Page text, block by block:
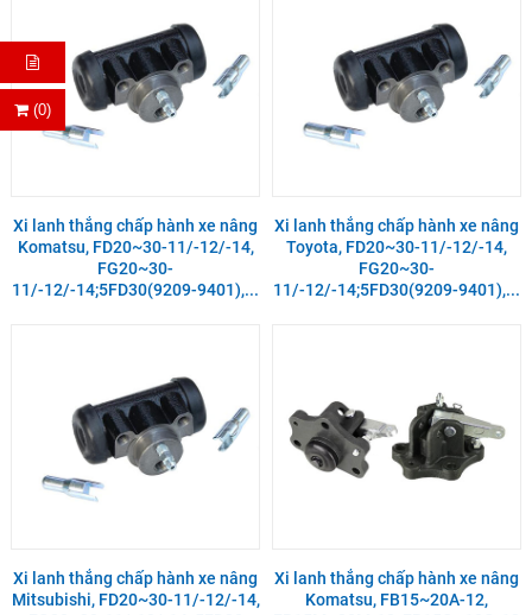
(0)
Xi lanh thắng chấp hành xe nâng
Komatsu, FD20~30-11/-12/-14,
FG20~30-
11/-12/-14;5FD30(9209-9401),...
Xi lanh thắng chấp hành xe nâng
Toyota, FD20~30-11/-12/-14,
FG20~30-
11/-12/-14;5FD30(9209-9401),...
Xi lanh thắng chấp hành xe nâng
Mitsubishi, FD20~30-11/-12/-14,
Xi lanh thắng chấp hành xe nâng
Komatsu, FB15~20A-12,